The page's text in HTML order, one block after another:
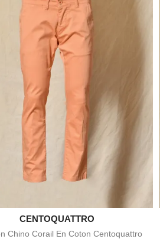
Aperçu rapide
CENTOQUATTRO
Chino Corail En Coton Centoquattro